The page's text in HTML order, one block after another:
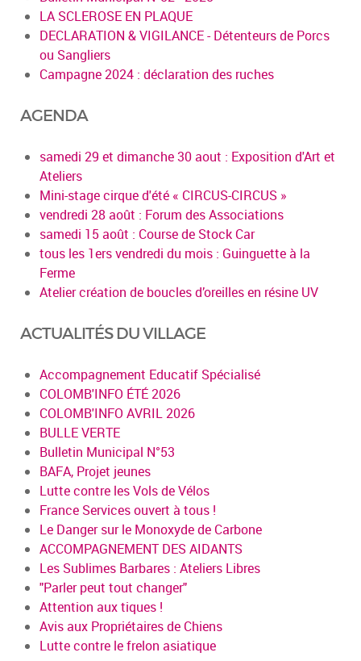
LA SCLEROSE EN PLAQUE
DECLARATION & VIGILANCE - Détenteurs de Porcs
ou Sangliers
Campagne 2024 : déclaration des ruches
AGENDA
samedi 29 et dimanche 30 aout : Exposition d'Art et
Ateliers
Mini-stage cirque d'été « CIRCUS-CIRCUS »
vendredi 28 août : Forum des Associations
samedi 15 août : Course de Stock Car
tous les 1ers vendredi du mois : Guinguette à la
Ferme
Atelier création de boucles d’oreilles en résine UV
ACTUALITÉS DU VILLAGE
Accompagnement Educatif Spécialisé
COLOMB'INFO ÉTÉ 2026
COLOMB'INFO AVRIL 2026
BULLE VERTE
Bulletin Municipal N°53
BAFA, Projet jeunes
Lutte contre les Vols de Vélos
France Services ouvert à tous !
Le Danger sur le Monoxyde de Carbone
ACCOMPAGNEMENT DES AIDANTS
Les Sublimes Barbares : Ateliers Libres
"Parler peut tout changer"
Attention aux tiques !
Avis aux Propriétaires de Chiens
Lutte contre le frelon asiatique